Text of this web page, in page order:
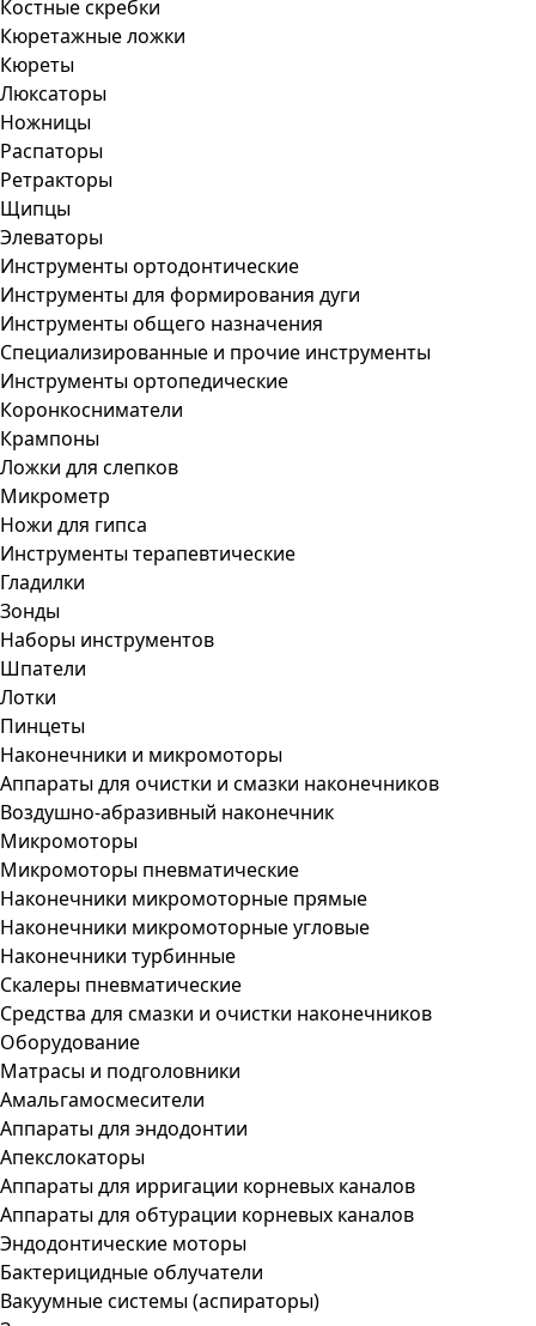
Костные скребки
Кюретажные ложки
Кюреты
Люксаторы
Ножницы
Распаторы
Ретракторы
Щипцы
Элеваторы
Инструменты ортодонтические
Инструменты для формирования дуги
Инструменты общего назначения
Специализированные и прочие инструменты
Инструменты ортопедические
Коронкосниматели
Крампоны
Ложки для слепков
Микрометр
Ножи для гипса
Инструменты терапевтические
Гладилки
Зонды
Наборы инструментов
Шпатели
Лотки
Пинцеты
Наконечники и микромоторы
Аппараты для очистки и смазки наконечников
Воздушно-абразивный наконечник
Микромоторы
Микромоторы пневматические
Наконечники микромоторные прямые
Наконечники микромоторные угловые
Наконечники турбинные
Скалеры пневматические
Средства для смазки и очистки наконечников
Оборудование
Матрасы и подголовники
Амальгамосмесители
Аппараты для эндодонтии
Апекслокаторы
Аппараты для ирригации корневых каналов
Аппараты для обтурации корневых каналов
Эндодонтические моторы
Бактерицидные облучатели
Вакуумные системы (аспираторы)